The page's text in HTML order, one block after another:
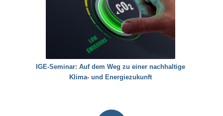
IGE-Seminar: Auf dem Weg zu einer nachhaltige
Klima- und Energiezukunft